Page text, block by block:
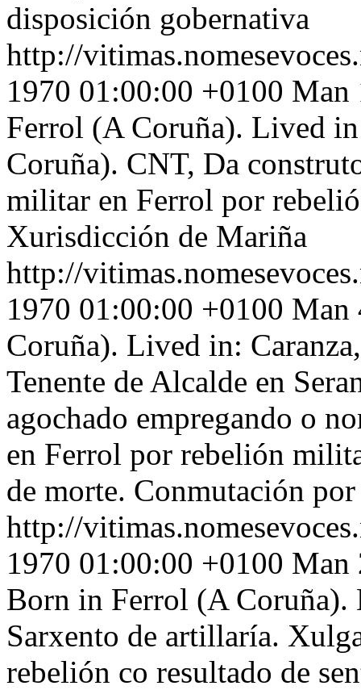
disposición gobernativa
http://
1970 01:00:00 +0100 Man
Ferrol (A Coruña). Lived
Coruña). CNT, Da
militar en Ferrol por
Xurisdicción de Mariña
http://
1970 01:00:00 +0100 Man
Coruña). Lived in:
Tenente de Alcalde en
agochado empregando o
en Ferrol por rebelión
de morte. Conmutación por
http://
1970 01:00:00 +0100 Man
Born in Ferrol (A
Sarxento de artillaría.
rebelión co resultado de